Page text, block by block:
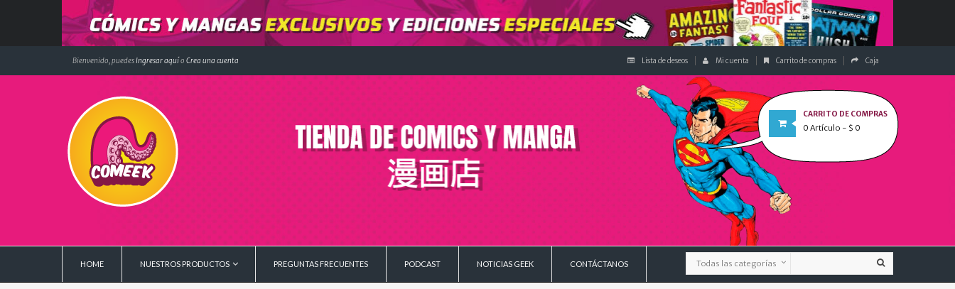
Bienvenido, puedesIngresar aquío Crea una cuenta Lista de deseos Mi cuenta Carrito de compras Caja
CARRITO DE COMPRAS
0 Artículo - $ 0
HOME NUESTROS PRODUCTOS PREGUNTAS FRECUENTES PODCAST NOTICIAS GEEK CONTÁCTANOS